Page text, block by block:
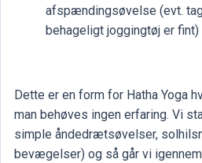
afspændingsøvelse (evt.
behageligt joggingtøj er fint)
Dette er en form for Hatha Yoga
man behøves ingen erfaring. Vi
simple åndedrætsøvelser,
bevægelser) og så går vi